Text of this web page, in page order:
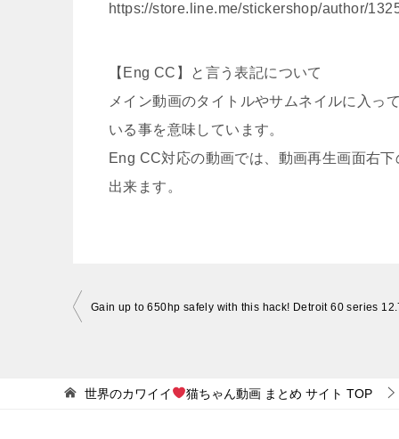
https://store.line.me/stickershop/author/
【Eng CC】と言う表記について
メイン動画のタイトルやサムネイルに入っ
いる事を意味しています。
Eng CC対応の動画では、動画再生画面右
出来ます。
投
ビ世界のカワイイ 猫ちゃん動画 まとめ サイト TOP